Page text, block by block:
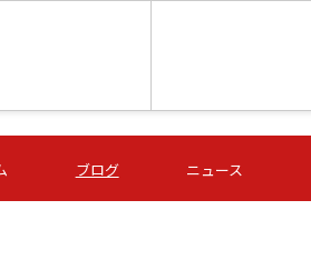
第16節 09/05 (土) 16:00
ＡＧＦ
-
いちご
-
ブログ ニュース